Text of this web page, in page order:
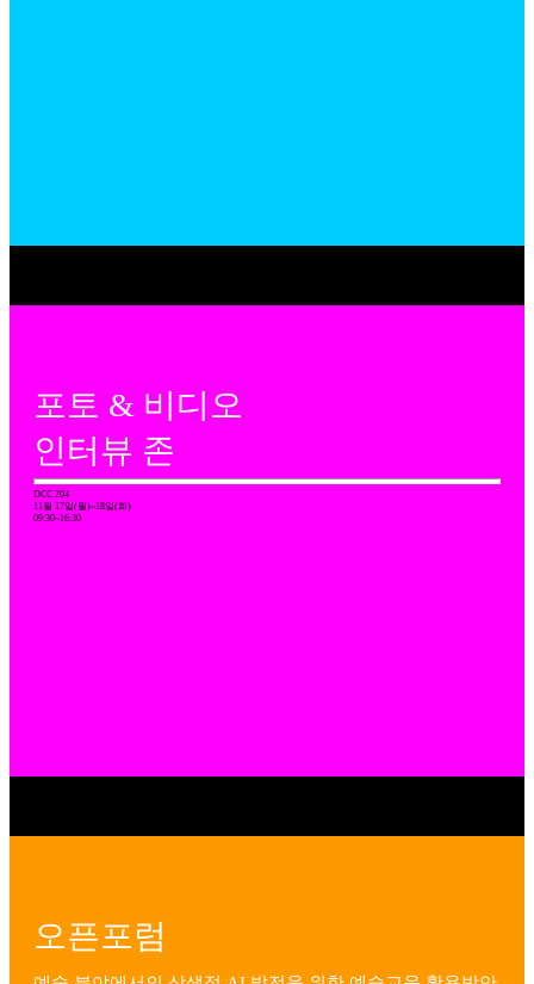
포토 & 비디오
인터뷰 존
DCC 204
11월 17일(월)~18일(화)
09:30~16:30
오픈포럼